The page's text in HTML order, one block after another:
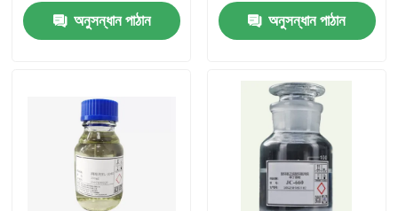
অনুসন্ধান পাঠান
অনুসন্ধান পাঠান